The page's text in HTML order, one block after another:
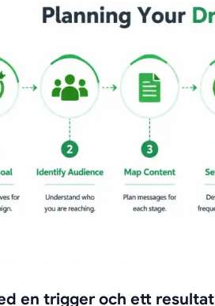
en trigger och ett resultat